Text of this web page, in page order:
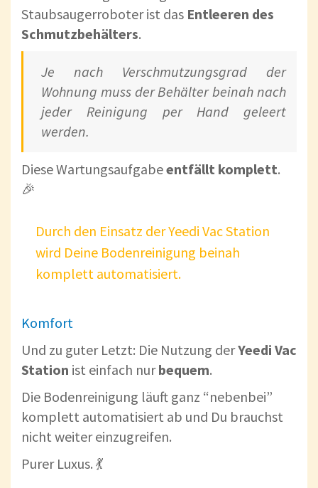
Staubsaugerroboter ist das Entleeren des
Schmutzbehälters.
Je nach Verschmutzungsgrad der
Wohnung muss der Behälter beinah nach
jeder Reinigung per Hand geleert
werden.
Diese Wartungsaufgabeentfällt komplett.
🎉
Durch den Einsatz der Yeedi Vac Station
wird Deine Bodenreinigung beinah
komplett automatisiert.
Komfort
Und zu guter Letzt: Die Nutzung derYeedi Vac
Station ist einfach nurbequem.
Die Bodenreinigung läuft ganz “nebenbei”
komplett automatisiert ab und Du brauchst
nicht weiter einzugreifen.
Purer Luxus. 💃